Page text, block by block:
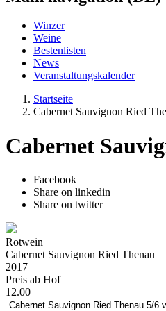
Winzer
Weine
Bestenlisten
News
Veranstaltungskalender
Startseite
Cabernet Sauvignon Ried
Cabernet
Facebook
Share on linkedin
Share on twitter
Rotwein
Cabernet Sauvignon Ried Thenau
2017
Preis ab Hof
12.00